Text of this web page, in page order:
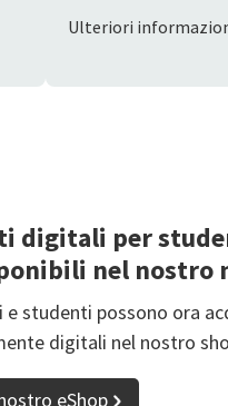
Ulteriori
digitali per
nel nostro
e studenti possono ora
digitali nel nostro
eShop